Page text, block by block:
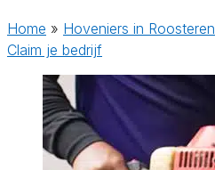
Home » Hoveniers in Roosteren
Claim je bedrijf